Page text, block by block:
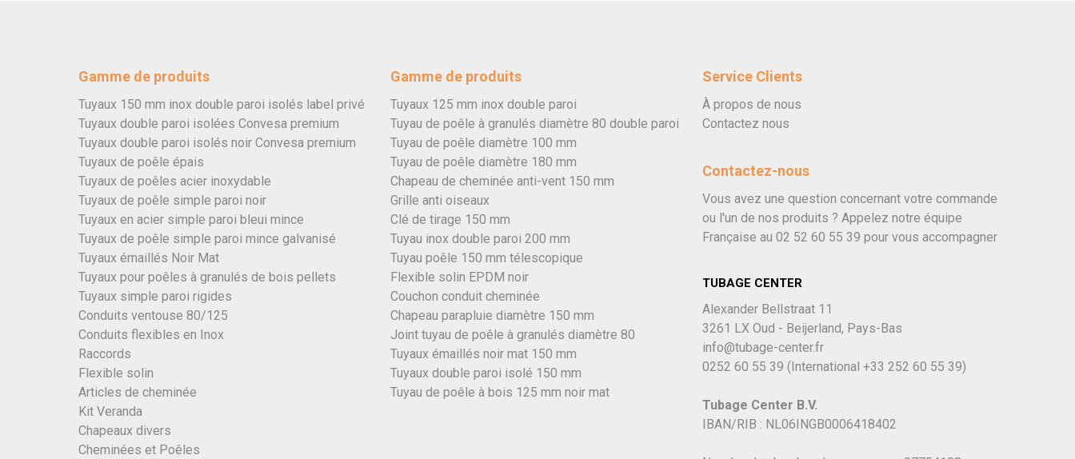
Gamme de produits
Tuyaux 150 mm inox double paroi isolés label privé
Tuyaux double paroi isolées Convesa premium
Tuyaux double paroi isolés noir Convesa premium
Tuyaux de poêle épais
Tuyaux de poêles acier inoxydable
Tuyaux de poêle simple paroi noir
Tuyaux en acier simple paroi bleui mince
Tuyaux de poêle simple paroi mince galvanisé
Tuyaux émaillés Noir Mat
Tuyaux pour poêles à granulés de bois pellets
Tuyaux simple paroi rigides
Conduits ventouse 80/125
Conduits flexibles en Inox
Raccords
Flexible solin
Articles de cheminée
Kit Veranda
Chapeaux divers
Cheminées et Poêles
Gamme de produits
Tuyaux 125 mm inox double paroi
Tuyau de poêle à granulés diamètre 80 double paroi
Tuyau de poêle diamètre 100 mm
Tuyau de poêle diamètre 180 mm
Chapeau de cheminée anti-vent 150 mm
Grille anti oiseaux
Clé de tirage 150 mm
Tuyau inox double paroi 200 mm
Tuyau poêle 150 mm télescopique
Flexible solin EPDM noir
Couchon conduit cheminée
Chapeau parapluie diamètre 150 mm
Joint tuyau de poêle à granulés diamètre 80
Tuyaux émaillés noir mat 150 mm
Tuyaux double paroi isolé 150 mm
Tuyau de poêle à bois 125 mm noir mat
Service Clients
À propos de nous
Contactez nous
Contactez-nous
Vous avez une question concernant votre commande
ou l'un de nos produits ? Appelez notre équipe
Française au 02 52 60 55 39 pour vous accompagner
TUBAGE CENTER
Alexander Bellstraat 11
3261 LX Oud - Beijerland, Pays-Bas
info@tubage-center.fr
0252 60 55 39 (International +33 252 60 55 39)
Tubage Center B.V.
IBAN/RIB : NL06INGB0006418402